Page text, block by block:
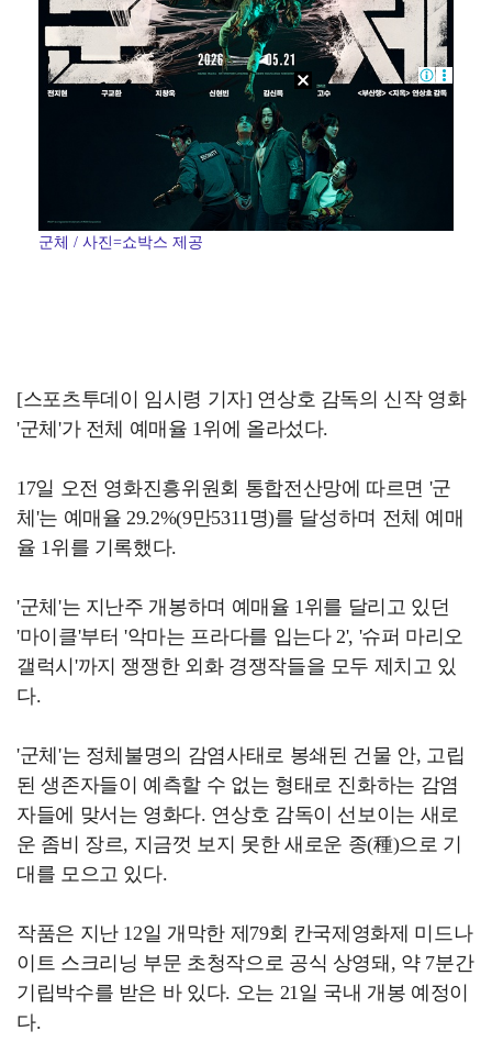
군체 / 사진=쇼박스 제공
[스포츠투데이 임시령 기자] 연상호 감독의 신작 영화
'군체'가 전체 예매율 1위에 올라섰다.
17일 오전 영화진흥위원회 통합전산망에 따르면 '군
체'는 예매율 29.2%(9만5311명)를 달성하며 전체 예매
율 1위를 기록했다.
'군체'는 지난주 개봉하며 예매율 1위를 달리고 있던
'마이클'부터 '악마는 프라다를 입는다 2', '슈퍼 마리오
갤럭시'까지 쟁쟁한 외화 경쟁작들을 모두 제치고 있
다.
'군체'는 정체불명의 감염사태로 봉쇄된 건물 안, 고립
된 생존자들이 예측할 수 없는 형태로 진화하는 감염
자들에 맞서는 영화다. 연상호 감독이 선보이는 새로
운 좀비 장르, 지금껏 보지 못한 새로운 종(種)으로 기
대를 모으고 있다.
작품은 지난 12일 개막한 제79회 칸국제영화제 미드나
이트 스크리닝 부문 초청작으로 공식 상영돼, 약 7분간
기립박수를 받은 바 있다. 오는 21일 국내 개봉 예정이
다.